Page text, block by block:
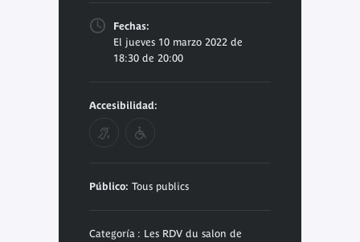
Fechas:
El jueves 10 marzo 2022 de
18:30 de 20:00
Accesibilidad:
Público: Tous publics
Categoría : Les RDV du salon de